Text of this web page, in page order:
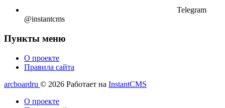
Telegram
@instantcms
Пункты меню
О проекте
Правила сайта
arcboardru © 2026 Работает на InstantCMS
О проекте